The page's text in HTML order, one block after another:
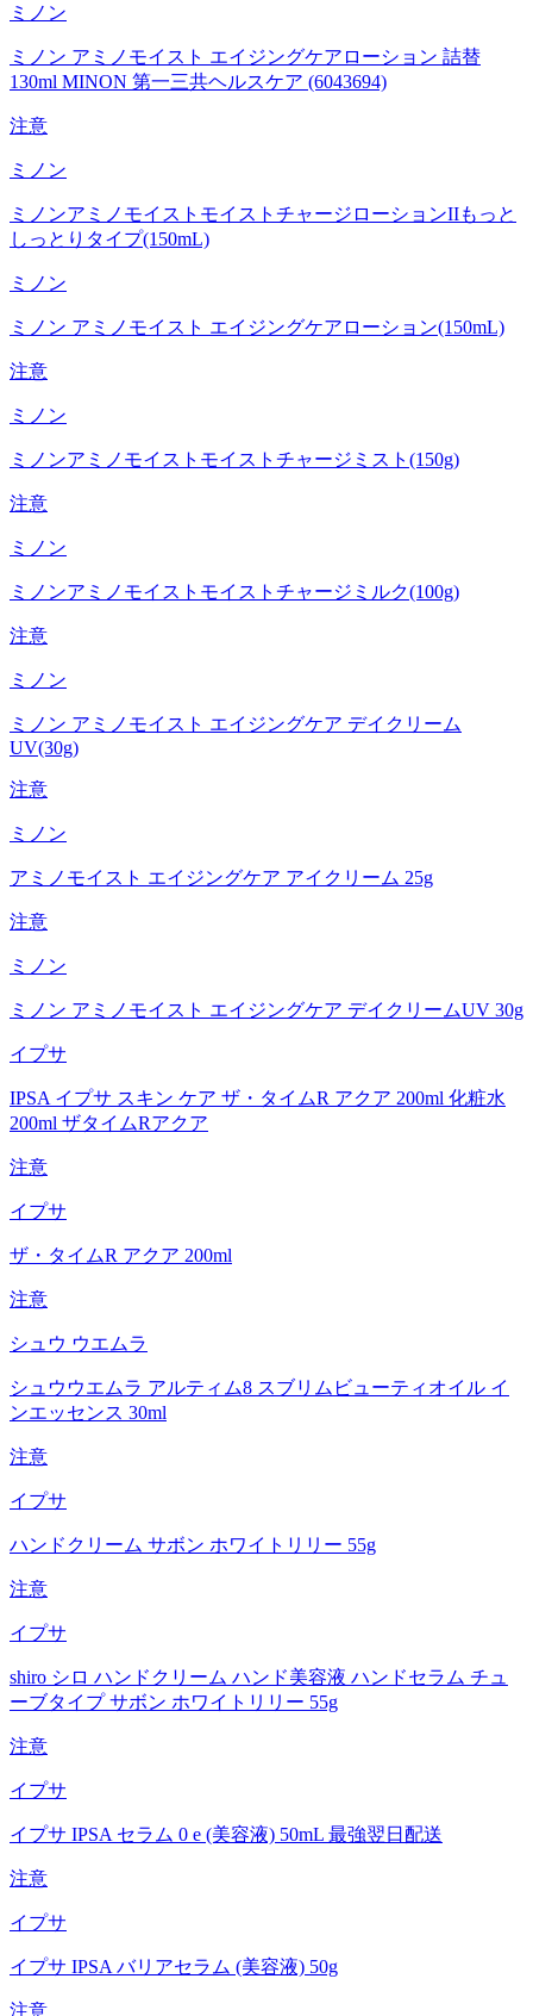
ミノン
ミノン アミノモイスト エイジングケアローション 詰替
130ml MINON 第一三共ヘルスケア (6043694)
注意
ミノン
ミノンアミノモイストモイストチャージローションIIもっと
しっとりタイプ(150mL)
ミノン
ミノン アミノモイスト エイジングケアローション(150mL)
注意
ミノン
ミノンアミノモイストモイストチャージミスト(150g)
注意
ミノン
ミノンアミノモイストモイストチャージミルク(100g)
注意
ミノン
ミノン アミノモイスト エイジングケア デイクリーム
UV(30g)
注意
ミノン
アミノモイスト エイジングケア アイクリーム 25g
注意
ミノン
ミノン アミノモイスト エイジングケア デイクリームUV 30g
イプサ
IPSA イプサ スキン ケア ザ・タイムR アクア 200ml 化粧水
200ml ザタイムRアクア
注意
イプサ
ザ・タイムR アクア 200ml
注意
シュウ ウエムラ
シュウウエムラ アルティム8 スブリムビューティオイル イ
ンエッセンス 30ml
注意
イプサ
ハンドクリーム サボン ホワイトリリー 55g
注意
イプサ
shiro シロ ハンドクリーム ハンド美容液 ハンドセラム チュ
ーブタイプ サボン ホワイトリリー 55g
注意
イプサ
イプサ IPSA セラム 0 e (美容液) 50mL 最強翌日配送
注意
イプサ
イプサ IPSA バリアセラム (美容液) 50g
注意